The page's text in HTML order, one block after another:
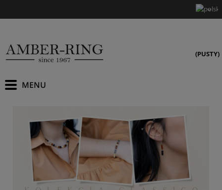
(PUSTY)